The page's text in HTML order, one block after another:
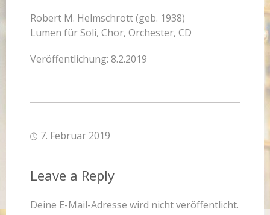
Robert M. Helmschrott (geb. 1938)
Lumen für Soli, Chor, Orchester, CD
Veröffentlichung: 8.2.2019
7. Februar 2019
Leave a Reply
Deine E-Mail-Adresse wird nicht veröffentlicht.